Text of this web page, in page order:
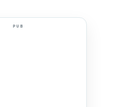
PUB